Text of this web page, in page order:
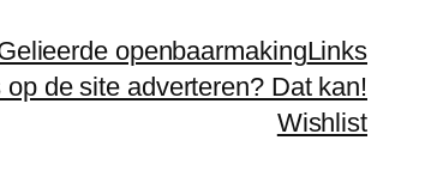
openbaarmakingLinks
de site adverteren? Dat kan!
Wishlist